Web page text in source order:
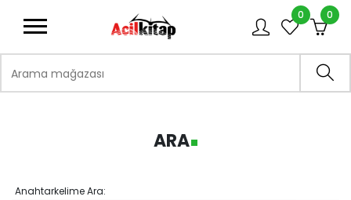
0 0
ARA
Anahtarkelime Ara: